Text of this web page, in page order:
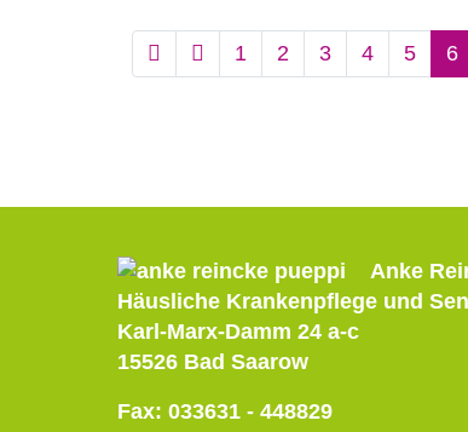
1 2 3 4 5 6
Anke
Häusliche Krankenpflege und
Karl-Marx-Damm 24 a-c
15526 Bad Saarow
Fax: 033631 - 448829